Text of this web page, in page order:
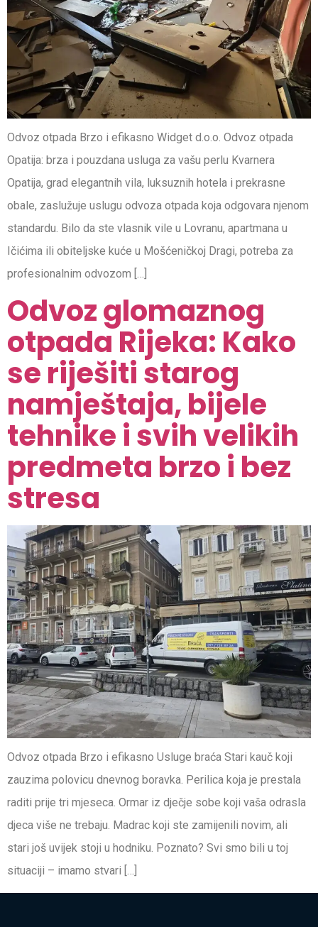
Odvoz otpada Brzo i efikasno Widget d.o.o. Odvoz otpada
Opatija: brza i pouzdana usluga za vašu perlu Kvarnera
Opatija, grad elegantnih vila, luksuznih hotela i prekrasne
obale, zaslužuje uslugu odvoza otpada koja odgovara njenom
standardu. Bilo da ste vlasnik vile u Lovranu, apartmana u
Ičićima ili obiteljske kuće u Mošćeničkoj Dragi, potreba za
profesionalnim odvozom […]
Odvoz glomaznog
otpada Rijeka: Kako
se riješiti starog
namještaja, bijele
tehnike i svih velikih
predmeta brzo i bez
stresa
Odvoz otpada Brzo i efikasno Usluge braća Stari kauč koji
zauzima polovicu dnevnog boravka. Perilica koja je prestala
raditi prije tri mjeseca. Ormar iz dječje sobe koji vaša odrasla
djeca više ne trebaju. Madrac koji ste zamijenili novim, ali
stari još uvijek stoji u hodniku. Poznato? Svi smo bili u toj
situaciji – imamo stvari […]